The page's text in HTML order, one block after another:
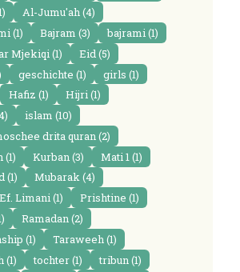
Al-Jumu'ah(4)
(1) Bajram (3) bajrami(1)
Mjekiqi(1) Eid(5)
geschichte (1) girls (1)
Hafiz (1) Hijri(1)
islam (10)
drita quran(2)
(1) Kurban(3) Mati 1(1)
(1) Mubarak(4)
Limani(1) Prishtine (1)
Ramadan(2)
(1) Taraweeh(1)
(1) tochter(1) tribun (1)